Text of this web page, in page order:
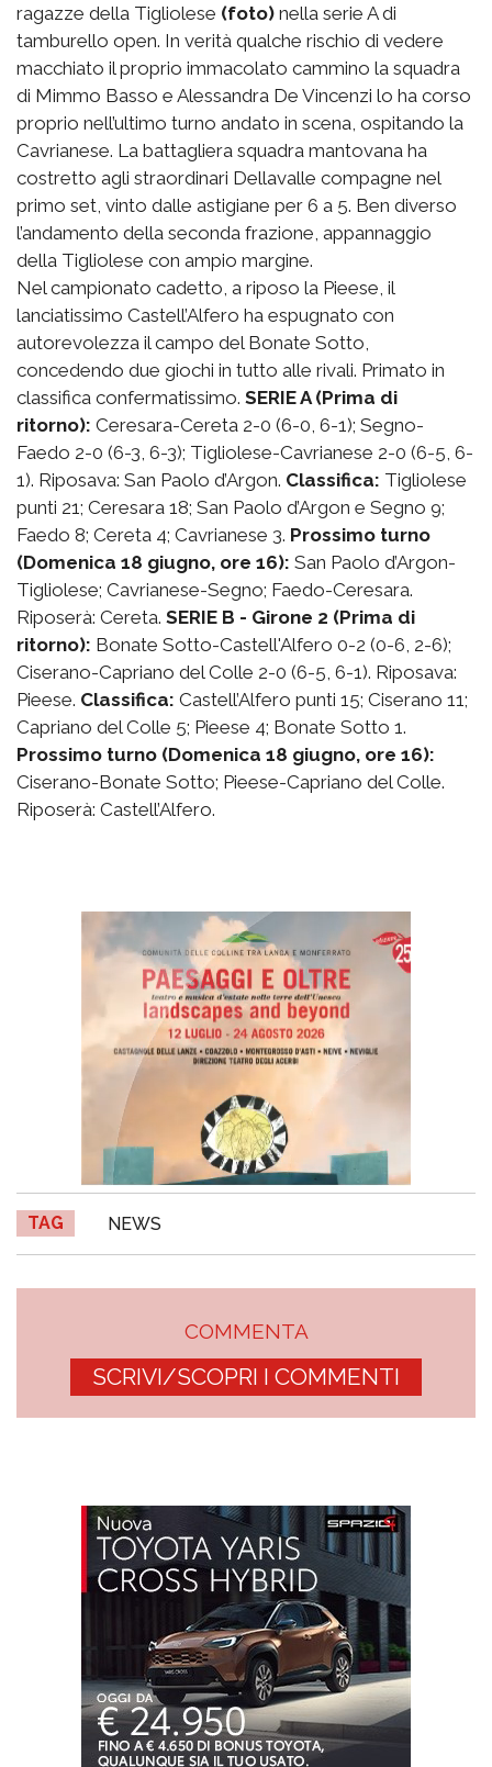
ragazze della Tigliolese (foto) nella serie A di
tamburello open. In verità qualche rischio di vedere
macchiato il proprio immacolato cammino la squadra
di Mimmo Basso e Alessandra De Vincenzi lo ha corso
proprio nell’ultimo turno andato in scena, ospitando la
Cavrianese. La battagliera squadra mantovana ha
costretto agli straordinari Dellavalle compagne nel
primo set, vinto dalle astigiane per 6 a 5. Ben diverso
l’andamento della seconda frazione, appannaggio
della Tigliolese con ampio margine.
Nel campionato cadetto, a riposo la Pieese, il
lanciatissimo Castell’Alfero ha espugnato con
autorevolezza il campo del Bonate Sotto,
concedendo due giochi in tutto alle rivali. Primato in
classifica confermatissimo. SERIE A (Prima di
ritorno): Ceresara-Cereta 2-0 (6-0, 6-1); Segno-
Faedo 2-0 (6-3, 6-3); Tigliolese-Cavrianese 2-0 (6-5, 6-
1). Riposava: San Paolo d’Argon. Classifica: Tigliolese
punti 21; Ceresara 18; San Paolo d’Argon e Segno 9;
Faedo 8; Cereta 4; Cavrianese 3. Prossimo turno
(Domenica 18 giugno, ore 16): San Paolo d’Argon-
Tigliolese; Cavrianese-Segno; Faedo-Ceresara.
Riposerà: Cereta. SERIE B - Girone 2 (Prima di
ritorno): Bonate Sotto-Castell'Alfero 0-2 (0-6, 2-6);
Ciserano-Capriano del Colle 2-0 (6-5, 6-1). Riposava:
Pieese. Classifica: Castell’Alfero punti 15; Ciserano 11;
Capriano del Colle 5; Pieese 4; Bonate Sotto 1.
Prossimo turno (Domenica 18 giugno, ore 16):
Ciserano-Bonate Sotto; Pieese-Capriano del Colle.
Riposerà: Castell’Alfero.
TAG NEWS
COMMENTA
SCRIVI/SCOPRI I COMMENTI